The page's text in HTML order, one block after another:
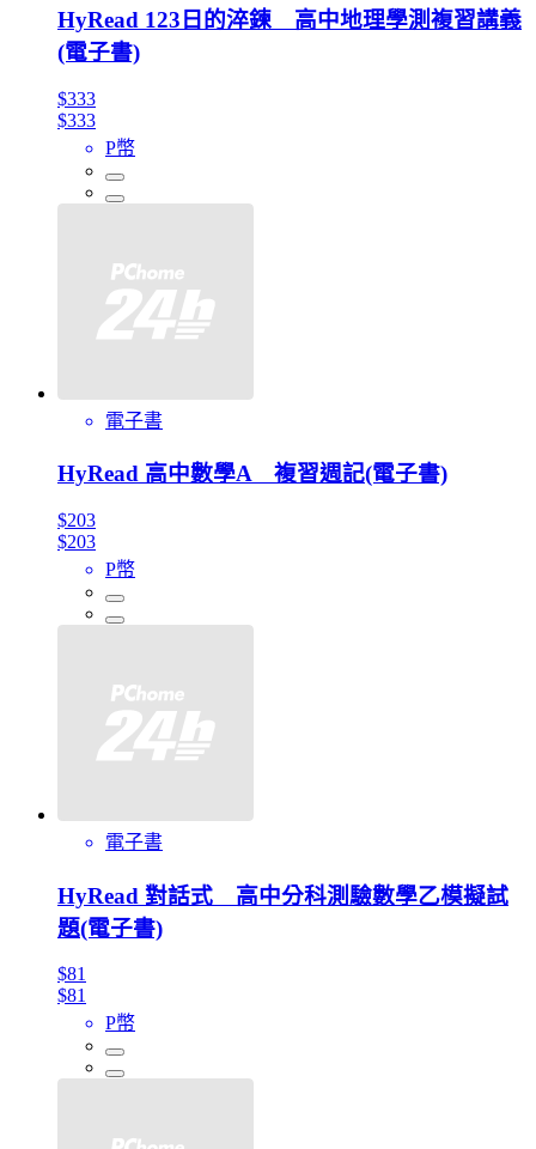
HyRead 123日的淬鍊 高中地理學測複習講義
(電子書)
$333
$333
P幣
電子書
HyRead 高中數學A 複習週記(電子書)
$203
$203
P幣
電子書
HyRead 對話式 高中分科測驗數學乙模擬試
題(電子書)
$81
$81
P幣